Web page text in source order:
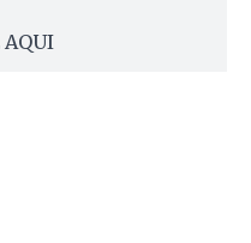
AQUI